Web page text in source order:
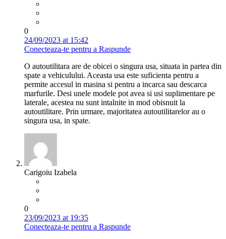
0
24/09/2023 at 15:42
Conecteaza-te pentru a Raspunde
O autoutilitara are de obicei o singura usa, situata in partea din
spate a vehiculului. Aceasta usa este suficienta pentru a
permite accesul in masina si pentru a incarca sau descarca
marfurile. Desi unele modele pot avea si usi suplimentare pe
laterale, acestea nu sunt intalnite in mod obisnuit la
autoutilitare. Prin urmare, majoritatea autoutilitarelor au o
singura usa, in spate.
Carigoiu Izabela
0
23/09/2023 at 19:35
Conecteaza-te pentru a Raspunde